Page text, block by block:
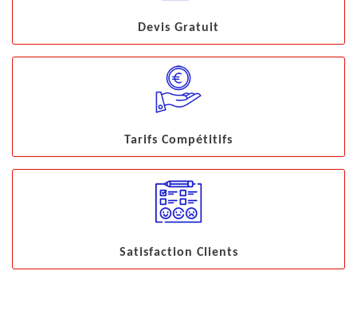
Devis Gratuit
Tarifs Compétitifs
Satisfaction Clients